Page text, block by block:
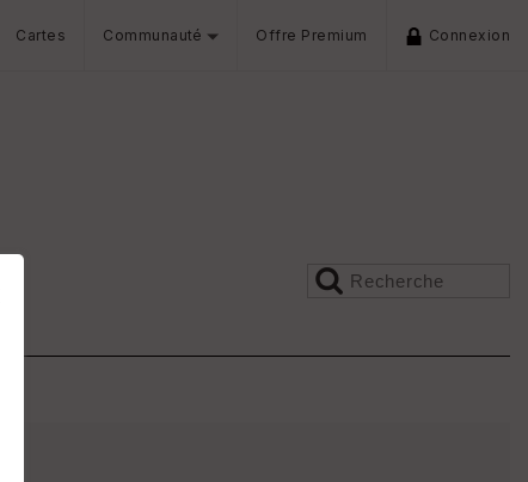
Cartes Communauté Offre Premium Connexion